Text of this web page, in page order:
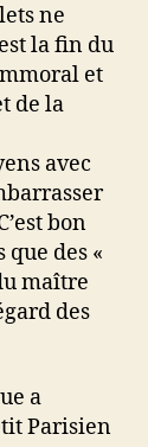
ne
la fin du
et
de la
avec
bon
des «
maître
des
a
Parisien